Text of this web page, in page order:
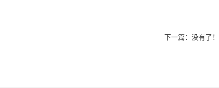
下一篇：没有了！